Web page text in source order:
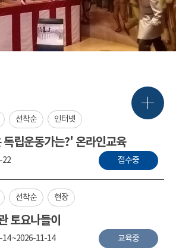
선착순 인터넷
독립운동가는?' 온라인교육
22 접수중
선착순 현장
토요나들이
14 ~2026-11-14 교육중